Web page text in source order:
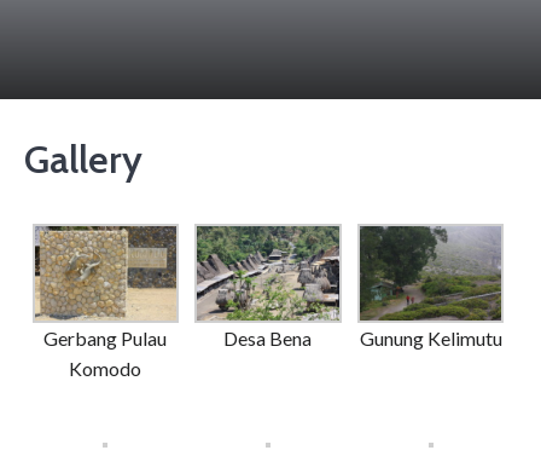
Gallery
Gerbang Pulau
Komodo
Desa Bena Gunung Kelimutu